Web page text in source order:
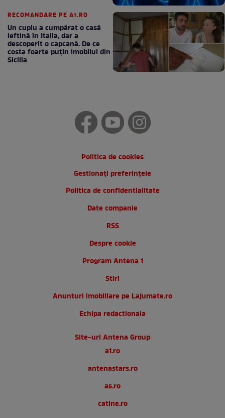
RECOMANDARE PE A1.RO
Un cuplu a cumpărat o casă
ieftină în Italia, dar a
descoperit o capcană. De ce
costa foarte puțin imobilul din
Sicilia
Politica de cookies
Gestionați preferințele
Politica de confidentialitate
Date companie
RSS
Despre cookie
Program Antena 1
Stiri
Anunturi imobiliare pe Lajumate.ro
Echipa redactionala
Site-uri Antena Group
a1.ro
antenastars.ro
as.ro
catine.ro